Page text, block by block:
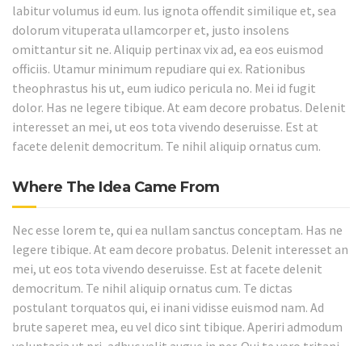
labitur volumus id eum. Ius ignota offendit similique et, sea
dolorum vituperata ullamcorper et, justo insolens
omittantur sit ne. Aliquip pertinax vix ad, ea eos euismod
officiis. Utamur minimum repudiare qui ex. Rationibus
theophrastus his ut, eum iudico pericula no. Mei id fugit
dolor. Has ne legere tibique. At eam decore probatus. Delenit
interesset an mei, ut eos tota vivendo deseruisse. Est at
facete delenit democritum. Te nihil aliquip ornatus cum.
Where The Idea Came From
Nec esse lorem te, qui ea nullam sanctus conceptam. Has ne
legere tibique. At eam decore probatus. Delenit interesset an
mei, ut eos tota vivendo deseruisse. Est at facete delenit
democritum. Te nihil aliquip ornatus cum. Te dictas
postulant torquatos qui, ei inani vidisse euismod nam. Ad
brute saperet mea, eu vel dico sint tibique. Aperiri admodum